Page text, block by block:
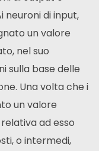
neuroni di input,
un valore
nel suo
sulla base delle
Una volta che i
un valore
ad esso
o intermedi,